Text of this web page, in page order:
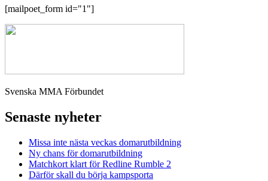
[mailpoet_form id="1"]
Svenska MMA Förbundet
Senaste nyheter
Missa inte nästa veckas domarutbildning
Ny chans för domarutbildning
Matchkort klart för Redline Rumble 2
Därför skall du börja kampsporta